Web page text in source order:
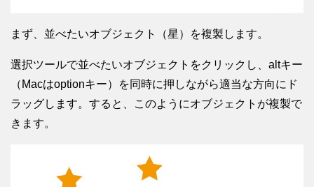
まず、並べたいオブジェクト（星）を複製します。
選択ツールで並べたいオブジェクトをクリックし、altキー
（Macはoptionキー）を同時に押しながら適当な方向にド
ラッグします。すると、このようにオブジェクトが複製で
きます。